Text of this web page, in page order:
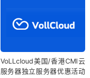
VoLLcloud美国/香港CMI云
服务器独立服务器优惠活动